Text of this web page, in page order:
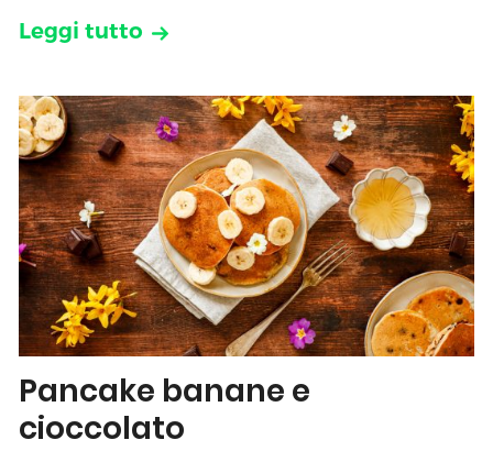
Leggi tutto
Pancake banane e
cioccolato